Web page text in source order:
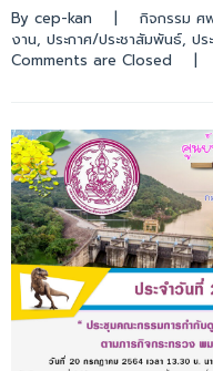
By cep-kan | กิจกรรม ศ
งาน, ประกาศ/ประชาสัมพันธ์, ปร
Comments are Closed
|